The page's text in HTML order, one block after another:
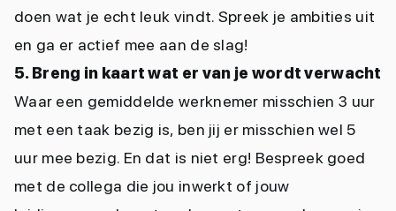
doen wat je echt leuk vindt. Spreek je ambities uit
en ga er actief mee aan de slag!
5. Breng in kaart wat er van je wordt verwacht
Waar een gemiddelde werknemer misschien 3 uur
met een taak bezig is, ben jij er misschien wel 5
uur mee bezig. En dat is niet erg! Bespreek goed
met de collega die jou inwerkt of jouw